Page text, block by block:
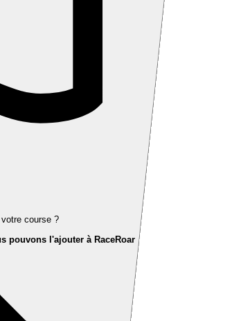
course ?
pouvons l'ajouter à RaceRoar